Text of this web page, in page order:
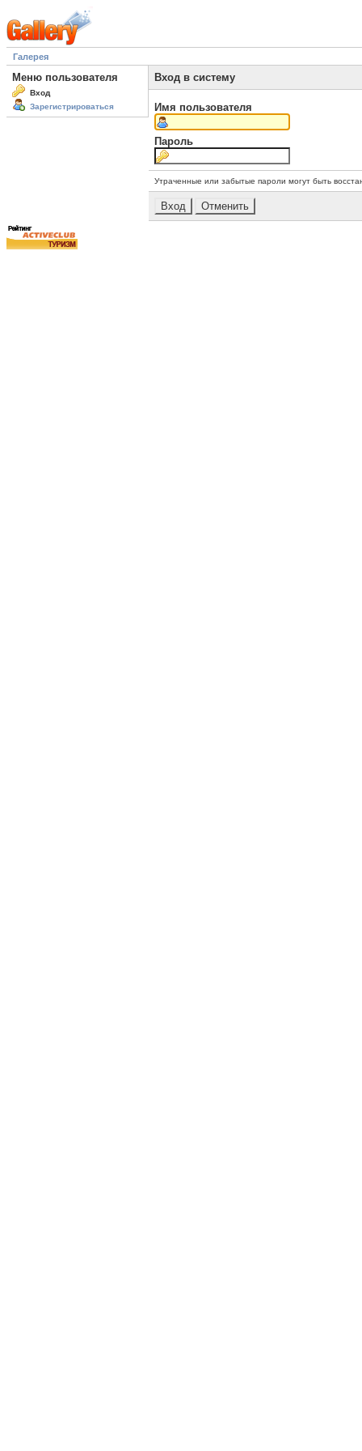
Галерея
Меню пользователя
Вход
Зарегистрироваться
Вход в систему
Имя пользователя
Пароль
Утраченные или забытые пароли могут быть